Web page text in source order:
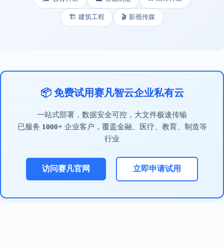
🏗️ 建筑工程 🎬 影视传媒
📦 免费试用赛凡智云企业私有云
一站式部署，数据安全可控，大文件极速传输
已服务 1000+ 企业客户，覆盖金融、医疗、教育、制造等
行业
访问赛凡官网 立即申请试用